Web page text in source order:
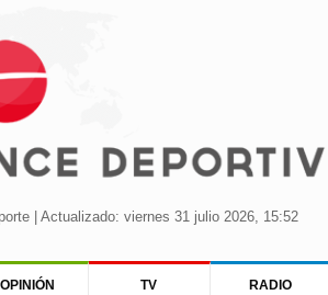
| Actualizado: viernes 31 julio 2026, 15:52
OPINIÓN TV RADIO